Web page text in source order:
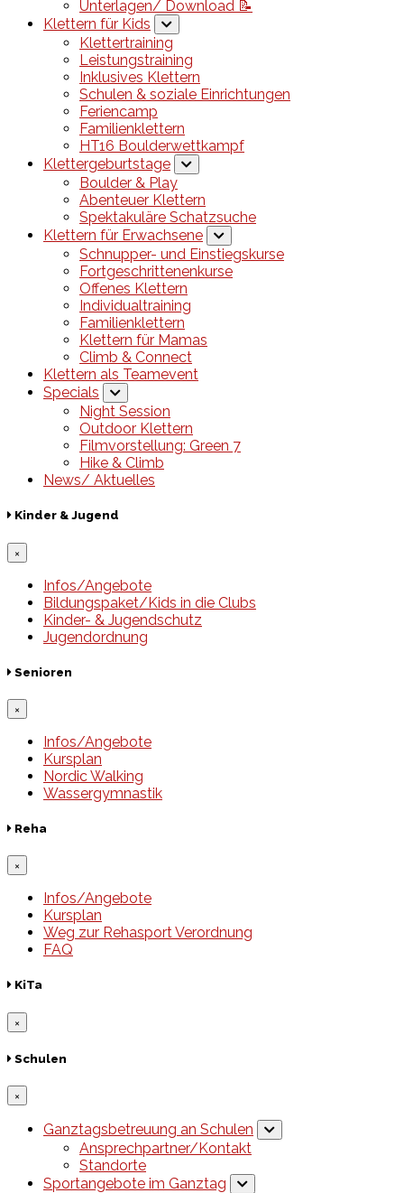
Unterlagen/ Download 📝
Klettern für Kids
Klettertraining
Leistungstraining
Inklusives Klettern
Schulen & soziale Einrichtungen
Feriencamp
Familienklettern
HT16 Boulderwettkampf
Klettergeburtstage
Boulder & Play
Abenteuer Klettern
Spektakuläre Schatzsuche
Klettern für Erwachsene
Schnupper- und Einstiegskurse
Fortgeschrittenenkurse
Offenes Klettern
Individualtraining
Familienklettern
Klettern für Mamas
Climb & Connect
Klettern als Teamevent
Specials
Night Session
Outdoor Klettern
Filmvorstellung: Green 7
Hike & Climb
News/ Aktuelles
Kinder & Jugend
×
Infos/Angebote
Bildungspaket/Kids in die Clubs
Kinder- & Jugendschutz
Jugendordnung
Senioren
×
Infos/Angebote
Kursplan
Nordic Walking
Wassergymnastik
Reha
×
Infos/Angebote
Kursplan
Weg zur Rehasport Verordnung
FAQ
KiTa
×
Schulen
×
Ganztagsbetreuung an Schulen
Ansprechpartner/Kontakt
Standorte
Sportangebote im Ganztag